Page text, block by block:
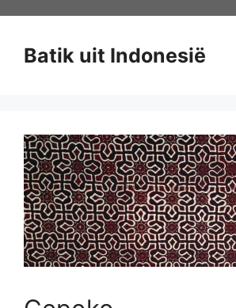
inhoud
Batik uit Indonesië